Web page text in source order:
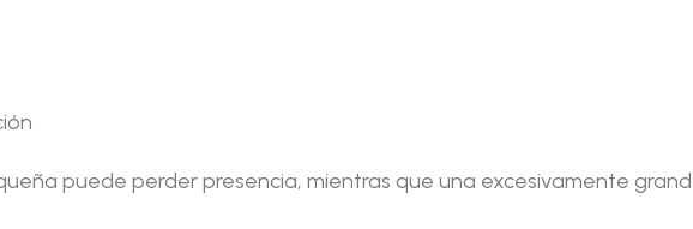
puede perder presencia, mientras que una excesivamente